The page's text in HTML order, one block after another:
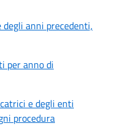
anni precedenti,
per anno di
e degli enti
procedura